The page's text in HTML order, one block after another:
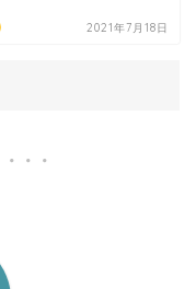
2021年7月18日